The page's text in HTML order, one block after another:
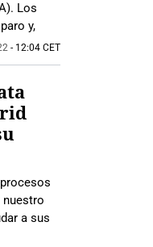
Los
y,
- 12:04 CET
nuestro
a sus